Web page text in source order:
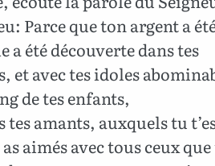
Parce que ton argent a
été découverte dans tes
et avec tes idoles
de tes enfants,
amants, auxquels tu
aimés avec tous ceux